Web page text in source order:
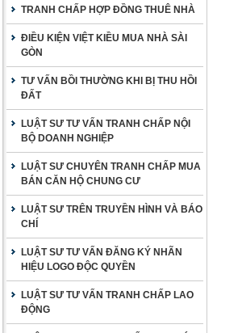
TRANH CHẤP HỢP ĐỒNG THUÊ NHÀ
ĐIỀU KIỆN VIỆT KIỀU MUA NHÀ SÀI
GÒN
TƯ VẤN BỒI THƯỜNG KHI BỊ THU HỒI
ĐẤT
LUẬT SƯ TƯ VẤN TRANH CHẤP NỘI
BỘ DOANH NGHIỆP
LUẬT SƯ CHUYÊN TRANH CHẤP MUA
BÁN CĂN HỘ CHUNG CƯ
LUẬT SƯ TRÊN TRUYỀN HÌNH VÀ BÁO
CHÍ
LUẬT SƯ TƯ VẤN ĐĂNG KÝ NHÃN
HIỆU LOGO ĐỘC QUYỀN
LUẬT SƯ TƯ VẤN TRANH CHẤP LAO
ĐỘNG